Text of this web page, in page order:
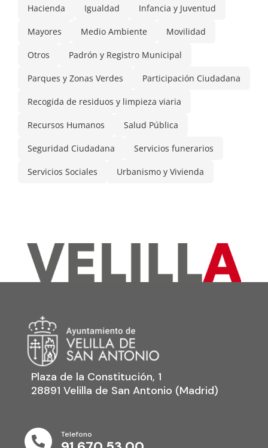
Hacienda Igualdad Infancia y Juventud
Mayores Medio Ambiente Movilidad
Otros Padrón y Registro Municipal
Parques y Zonas Verdes Participación Ciudadana
Recogida de residuos y limpieza viaria
Recursos Humanos Salud Pública
Seguridad Ciudadana Servicios funerarios
Servicios Sociales Urbanismo y Vivienda
Plaza de la Constitución, 1
28891 Velilla de San Antonio (Madrid)

Telefono